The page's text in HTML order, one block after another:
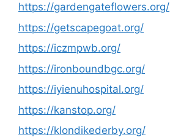
https://gardengateflowers.org/
https://getscapegoat.org/
https://iczmpwb.org/
https://ironboundbgc.org/
https://iyienuhospital.org/
https://kanstop.org/
https://klondikederby.org/